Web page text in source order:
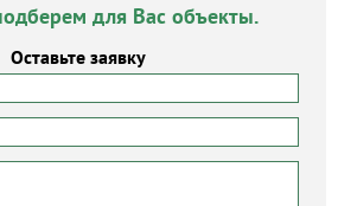
для Вас объекты.
Оставьте заявку